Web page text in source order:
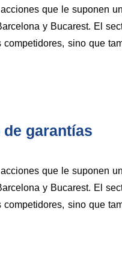
que le suponen
y Bucarest. El
sino que
garantías
que le suponen
y Bucarest. El
sino que